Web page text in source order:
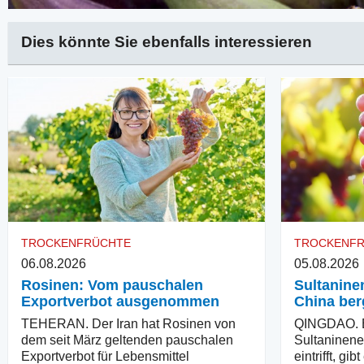
Dies könnte Sie ebenfalls interessieren
TROCKENFRÜCHTE
06.08.2026
Rosinen: Vom pauschalen
Exportverbot ausgenommen
TEHERAN. Der Iran hat Rosinen von
dem seit März geltenden pauschalen
Exportverbot für Lebensmittel
05.08.2026
China
QINGDAO.
eintrifft,